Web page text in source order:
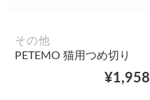
その他
PETEMO 猫用つめ切り
¥1,958